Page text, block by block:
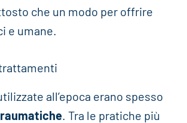
che un modo per offrire
e umane.
all’epoca erano spesso
. Tra le pratiche più